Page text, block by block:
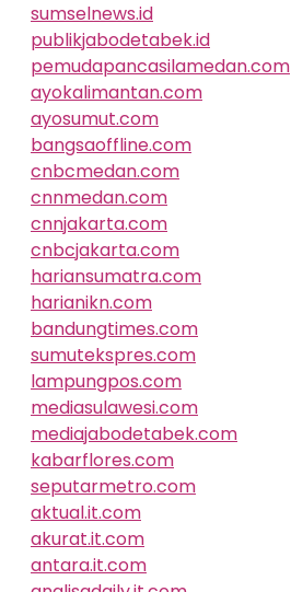
sumselnews.id
publikjabodetabek.id
pemudapancasilamedan.com
ayokalimantan.com
ayosumut.com
bangsaoffline.com
cnbcmedan.com
cnnmedan.com
cnnjakarta.com
cnbcjakarta.com
hariansumatra.com
harianikn.com
bandungtimes.com
sumutekspres.com
lampungpos.com
mediasulawesi.com
mediajabodetabek.com
kabarflores.com
seputarmetro.com
aktual.it.com
akurat.it.com
antara.it.com